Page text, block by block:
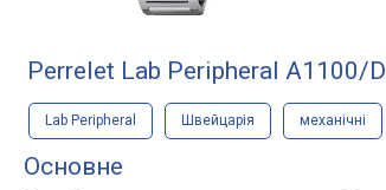
Perrelet Lab Peripheral A1100/D
Lab Peripheral Швейцарія механічні
Основне